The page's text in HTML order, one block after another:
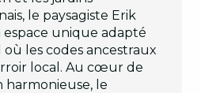
le paysagiste Erik
espace unique adapté
les codes ancestraux
local. Au cœur de
harmonieuse, le